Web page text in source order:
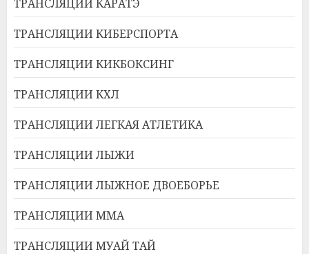
ТРАНСЛЯЦИИ КАРАТЭ
ТРАНСЛЯЦИИ КИБЕРСПОРТА
ТРАНСЛЯЦИИ КИКБОКСИНГ
ТРАНСЛЯЦИИ КХЛ
ТРАНСЛЯЦИИ ЛЕГКАЯ АТЛЕТИКА
ТРАНСЛЯЦИИ ЛЫЖИ
ТРАНСЛЯЦИИ ЛЫЖНОЕ ДВОЕБОРЬЕ
ТРАНСЛЯЦИИ ММА
ТРАНСЛЯЦИИ МУАЙ ТАЙ